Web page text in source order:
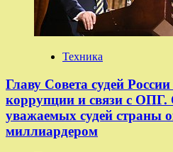
Техника
Главу Совета судей
коррупции и связи с
уважаемых судей страны
миллиардером